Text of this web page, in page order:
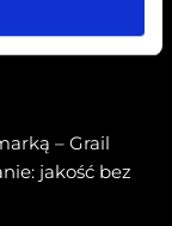
– Grail
jakość bez